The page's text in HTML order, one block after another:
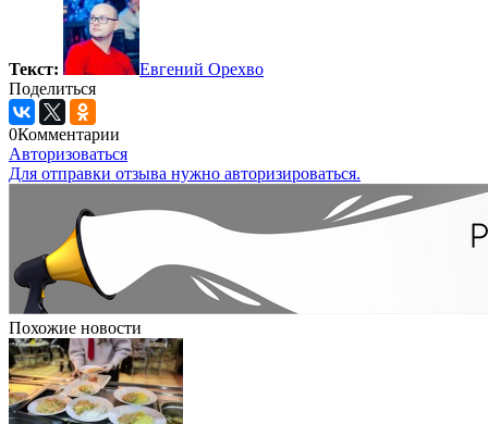
Текст:
Евгений Орехво
Поделиться
0Комментарии
Авторизоваться
Для отправки отзыва нужно авторизироваться.
Похожие новости